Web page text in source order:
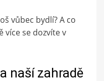
vůbec bydlí? A co
více se dozvíte v
naší zahradě